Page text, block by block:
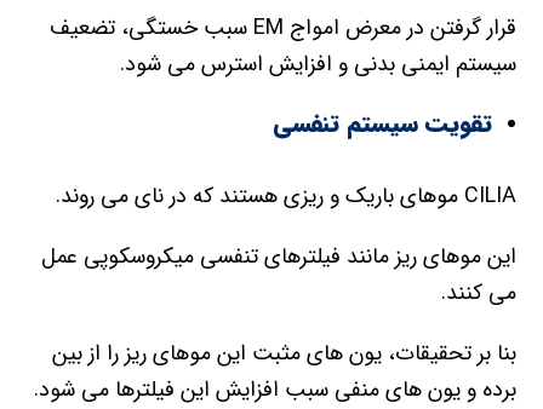
قرار گرفتن در معرض امواج EM سبب خستگی، تضعیف
سیستم ایمنی بدنی و افزایش استرس می شود.
تقویت سیستم تنفسی
CILIA موهای باریک و ریزی هستند که در نای می روند.
این موهای ریز مانند فیلترهای تنفسی میکروسکوپی عمل
می کنند.
بنا بر تحقیقات، یون های مثبت این موهای ریز را از بین
برده و یون های منفی سبب افزایش این فیلترها می شود.